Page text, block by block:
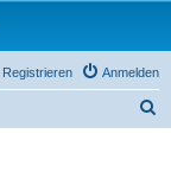
Anmelden
Registrieren